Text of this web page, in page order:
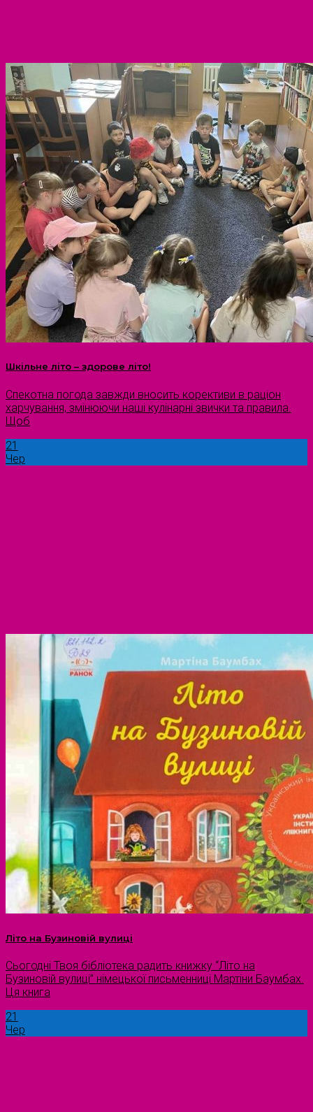
Шкільне літо – здорове літо!
Спекотна погода завжди вносить корективи в раціон
харчування, змінюючи наші кулінарні звички та правила.
Щоб
21
Чер
Літо на Бузиновій вулиці
Сьогодні Твоя бібліотека радить книжку “Літо на
Бузиновій вулиці” німецької письменниці Мартіни Баумбах.
Ця книга
21
Чер